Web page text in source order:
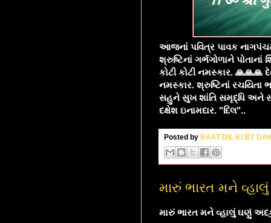
આજનાં પવિત્ર પાવક
શ્રુષ્ટિનાં ગર્ભગોળાને
કોટી કોટી નમસ્કાર. 🙏🙏🙏
નમસ્કાર. શ્રુષ્ટિનાં
સહુને સુખ શાંતિ સમૃદ્ધિ અને
દક્ષેશ ઇનામદાર. "દિલ"..
Posted by BAAT DIL KI BY
મારું ભારત મને
મારું ભારત મને વ્હાલું ઘણું